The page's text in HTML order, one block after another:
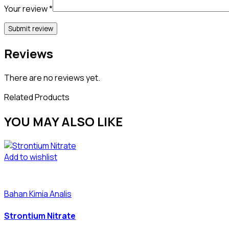
Your review*
Reviews
There are no reviews yet.
Related Products
YOU MAY ALSO LIKE
Add to wishlist
Bahan Kimia Analis
Strontium Nitrate